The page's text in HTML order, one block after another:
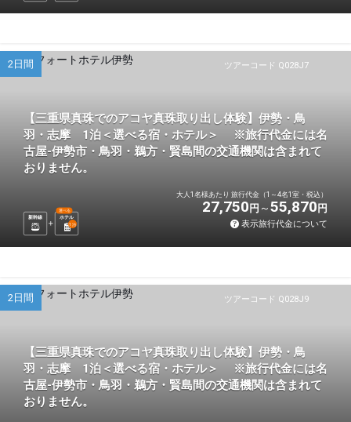
ツアーコード Q028J7
2日間
【三重県真珠でのアコヤ真珠取り出し体験】伊勢・鳥
羽・志摩 1泊＜選べる宿・ホテル＞ ※旅行代金には名
古屋-伊勢市・鳥羽・鵜方・賢島間の交通機関は含まれて
おりません。
新幹線 ホテル
選べる
1 泊
大人1名様あたり 旅行代金（1～4名1室・税込）
27,750 円 55,870 円
表示旅行代金について
ツアーコード Q028J9
2日間
【三重県真珠でのアコヤ真珠取り出し体験】伊勢・鳥
羽・志摩 1泊＜選べる宿・ホテル＞ ※旅行代金には名
古屋-伊勢市・鳥羽・鵜方・賢島間の交通機関は含まれて
おりません。